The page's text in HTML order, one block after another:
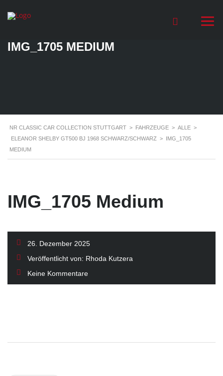
IMG_1705 MEDIUM
NR CLASSIC CAR COLLECTION STUTTGART > FAHRZEUGE > ALLE >
ELEANOR SHELBY GT500 BJ 1968 SCHWARZ/SCHWARZ > IMG_1705
MEDIUM
IMG_1705 Medium
26. Dezember 2025
Veröffentlicht von: Rhoda Kutzera
Keine Kommentare